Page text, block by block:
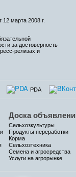
марта 2008 г.
за достоверность
релизах и
PDA
Доска
Сельхозкультуры
Продукты переработки
Корма
Сельхозтехника
Семена и агросредства
Услуги на агрорынке